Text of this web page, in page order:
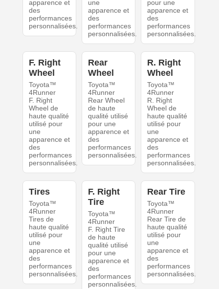
apparence et
des
performances
personnalisées.
une
apparence et
des
performances
personnalisées.
pour une
apparence et
des
performances
personnalisées.
F. Right
Wheel
Toyota™
4Runner
F. Right
Wheel de
haute qualité
utilisé pour
une
apparence et
des
performances
personnalisées.
Rear
Wheel
Toyota™
4Runner
Rear Wheel
de haute
qualité utilisé
pour une
apparence et
des
performances
personnalisées.
R. Right
Wheel
Toyota™
4Runner
R. Right
Wheel de
haute qualité
utilisé pour
une
apparence et
des
performances
personnalisées.
Tires
Toyota™
4Runner
Tires de
haute qualité
utilisé pour
une
apparence et
des
performances
personnalisées.
F. Right
Tire
Toyota™
4Runner
F. Right Tire
de haute
qualité utilisé
pour une
apparence et
des
performances
personnalisées.
Rear Tire
Toyota™
4Runner
Rear Tire de
haute qualité
utilisé pour
une
apparence et
des
performances
personnalisées.